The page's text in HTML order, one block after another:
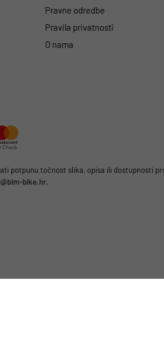
Pravne odredbe
Pravila privatnosti
O nama
potpunu točnost slika, opisa ili dostupnosti
bike.hr.